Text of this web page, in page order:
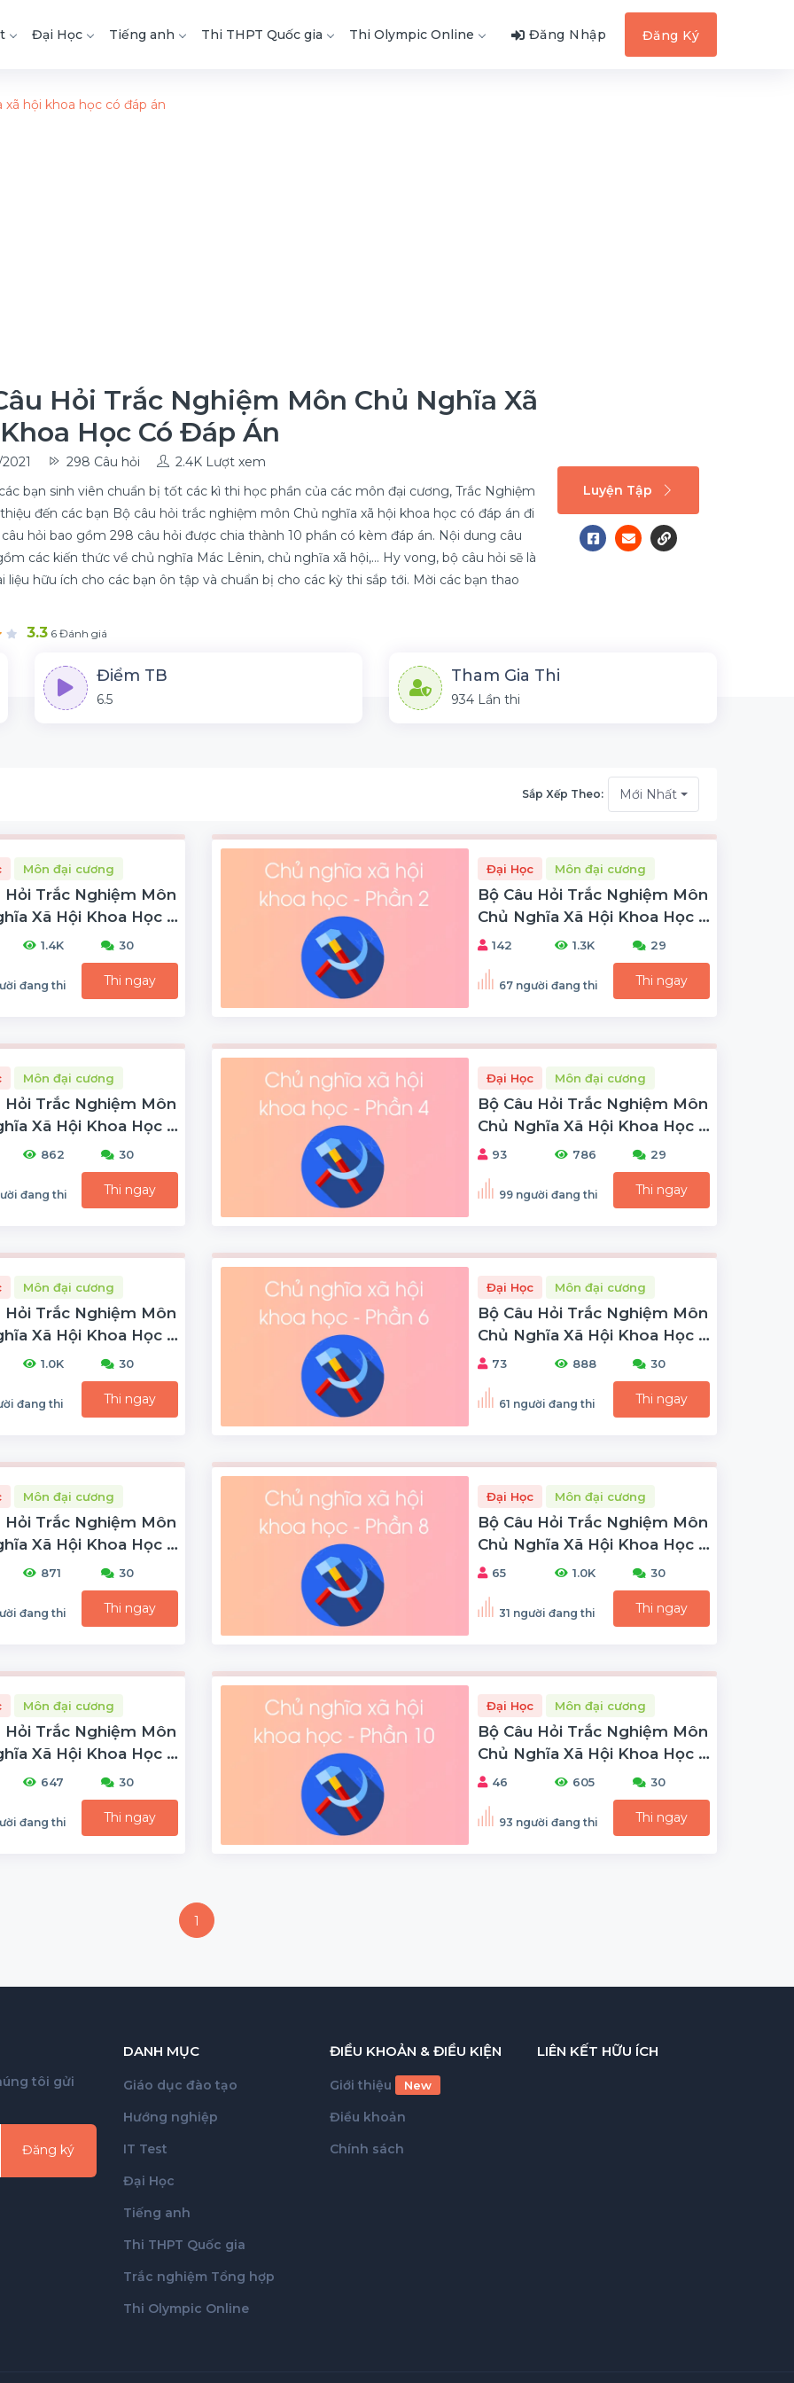
Đại Học Tiếng anh Thi THPT Quốc gia Thi Olympic Online Đăng Nhập Đăng Ký
hội khoa học có đáp án
Hỏi Trắc Nghiệm Môn Chủ Nghĩa Xã
Học Có Đáp Án
298 Câu hỏi
2.4K Lượt xem
bạn sinh viên chuẩn bị tốt các kì thi học phần của các môn đại cương, Trắc Nghiệm
đến các bạn Bộ câu hỏi trắc nghiệm môn Chủ nghĩa xã hội khoa học có đáp án đi
hỏi bao gồm 298 câu hỏi được chia thành 10 phần có kèm đáp án. Nội dung câu
các kiến thức về chủ nghĩa Mác Lênin, chủ nghĩa xã hội,... Hy vong, bộ câu hỏi sẽ là
liệu hữu ích cho các bạn ôn tập và chuẩn bị cho các kỳ thi sắp tới. Mời các bạn thao
3.3 6 Đánh giá
Luyện Tập
Điểm TB
6.5
Tham Gia Thi
934 Lần thi
Sắp Xếp Theo: Mới Nhất
Môn đại cương
Hỏi Trắc Nghiệm Môn
Xã Hội Khoa Học -
1.4K 30
đang thi Thi ngay
Đại Học Môn đại cương
Bộ Câu Hỏi Trắc Nghiệm Môn
Chủ Nghĩa Xã Hội Khoa Học -
Phần 2
142 1.3K 29
67 người đang thi Thi ngay
Môn đại cương
Hỏi Trắc Nghiệm Môn
Xã Hội Khoa Học -
862 30
đang thi Thi ngay
Đại Học Môn đại cương
Bộ Câu Hỏi Trắc Nghiệm Môn
Chủ Nghĩa Xã Hội Khoa Học -
Phần 4
93 786 29
99 người đang thi Thi ngay
Môn đại cương
Hỏi Trắc Nghiệm Môn
Xã Hội Khoa Học -
1.0K 30
đang thi Thi ngay
Đại Học Môn đại cương
Bộ Câu Hỏi Trắc Nghiệm Môn
Chủ Nghĩa Xã Hội Khoa Học -
Phần 6
73 888 30
61 người đang thi Thi ngay
Môn đại cương
Hỏi Trắc Nghiệm Môn
Xã Hội Khoa Học -
871 30
đang thi Thi ngay
Đại Học Môn đại cương
Bộ Câu Hỏi Trắc Nghiệm Môn
Chủ Nghĩa Xã Hội Khoa Học -
Phần 8
65 1.0K 30
31 người đang thi Thi ngay
Môn đại cương
Hỏi Trắc Nghiệm Môn
Xã Hội Khoa Học -
647 30
đang thi Thi ngay
Đại Học Môn đại cương
Bộ Câu Hỏi Trắc Nghiệm Môn
Chủ Nghĩa Xã Hội Khoa Học -
Phần 10
46 605 30
93 người đang thi Thi ngay
1
tôi gửi
Đăng ký
DANH MỤC
Giáo dục đào tạo
Hướng nghiệp
IT Test
Đại Học
Tiếng anh
Thi THPT Quốc gia
Trắc nghiệm Tổng hợp
Thi Olympic Online
ĐIỀU KHOẢN & ĐIỀU KIỆN
Giới thiệu New
Điều khoản
Chính sách
LIÊN KẾT HỮU ÍCH